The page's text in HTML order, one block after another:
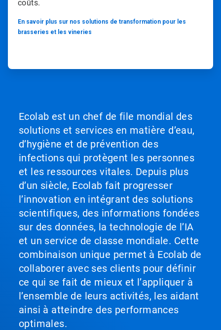
coûts.
En savoir plus sur nos solutions de transformation pour les
brasseries et les vineries
Ecolab est un chef de file mondial des
solutions et services en matière d’eau,
d’hygiène et de prévention des
infections qui protègent les personnes
et les ressources vitales. Depuis plus
d’un siècle, Ecolab fait progresser
l’innovation en intégrant des solutions
scientifiques, des informations fondées
sur des données, la technologie de l’IA
et un service de classe mondiale. Cette
combinaison unique permet à Ecolab de
collaborer avec ses clients pour définir
ce qui se fait de mieux et l’appliquer à
l’ensemble de leurs activités, les aidant
ainsi à atteindre des performances
optimales.